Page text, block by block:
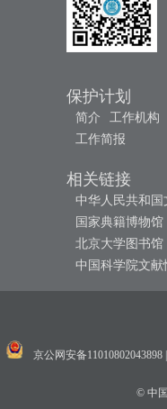
保护计划
简介 工作机构
工作简报
相关链接
中华人民共和国
国家典籍博物馆
北京大学图书馆
中国科学院文献
京公网安备11010802043898 |
© 中